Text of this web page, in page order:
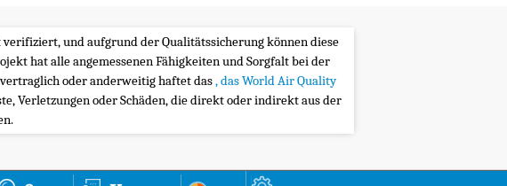
und aufgrund der Qualitätssicherung können diese
hat alle angemessenen Fähigkeiten und Sorgfalt bei der
oder anderweitig haftet das, das World Air Quality
Verletzungen oder Schäden, die direkt oder indirekt aus der